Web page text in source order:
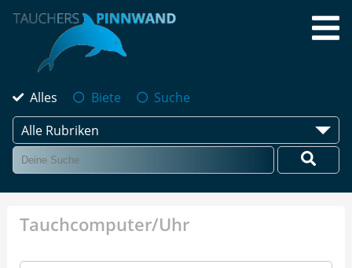
Alles Biete
Suche
Alle Rubriken
Tauchcomputer/Uhr